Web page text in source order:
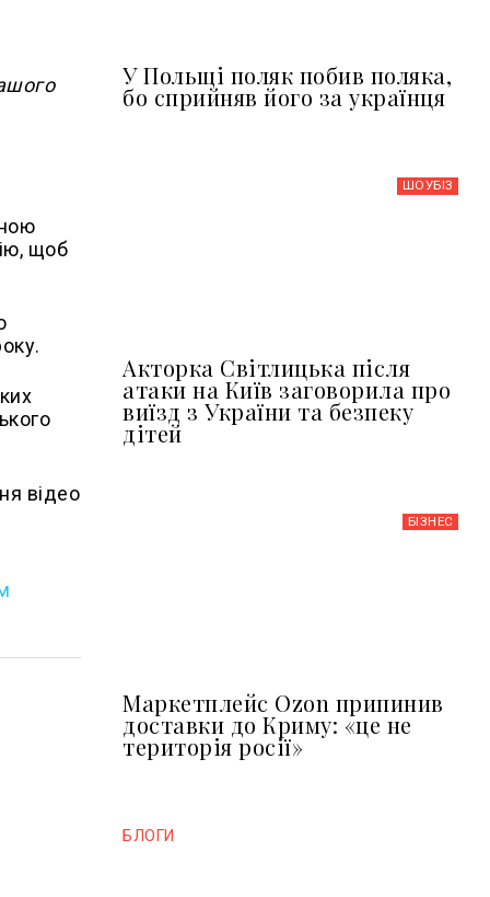
щоб
відео
У Польщі поляк побив поляка,
бо сприйняв його за українця
ШОУБIЗ
Акторка Світлицька після
атаки на Київ заговорила про
виїзд з України та безпеку
дітей
БІЗНЕС
Маркетплейс Ozon припинив
доставки до Криму: «це не
територія росії»
БЛОГИ